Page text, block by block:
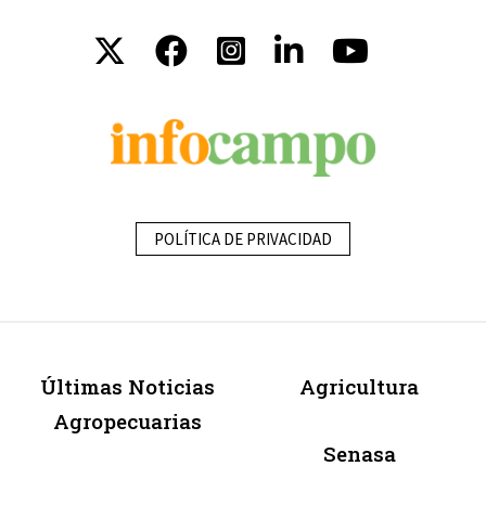
POLÍTICA DE PRIVACIDAD
Últimas Noticias
Agropecuarias
Agricultura
Senasa